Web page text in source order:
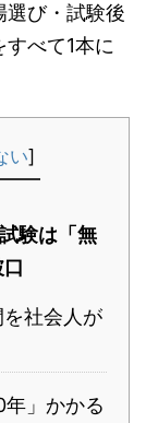
選び・試験後
べて1本に
い]
験は「無
社会人が
」かかる